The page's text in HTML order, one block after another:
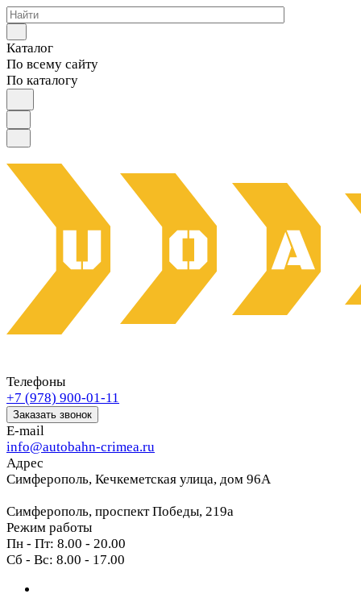
Каталог
По всему сайту
По каталогу
Телефоны
+7 (978) 900-01-11
Заказать звонок
E-mail
info@autobahn-crimea.ru
Адрес
Симферополь, Кечкеметская улица, дом 96А
Симферополь, проспект Победы, 219а
Режим работы
Пн - Пт: 8.00 - 20.00
Сб - Вс: 8.00 - 17.00